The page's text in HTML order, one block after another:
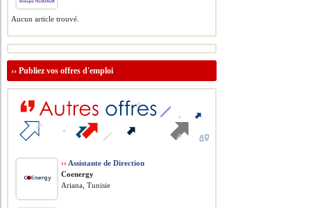
Aucun article trouvé.
››Publiez vos offres d'emploi
›› Assistante de Direction
Coenergy
Ariana, Tunisie